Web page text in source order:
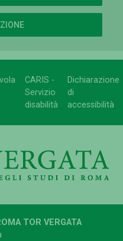
CARIS -
Servizio
disabilità
Dichiarazione
di
accessibilità
TOR VERGATA